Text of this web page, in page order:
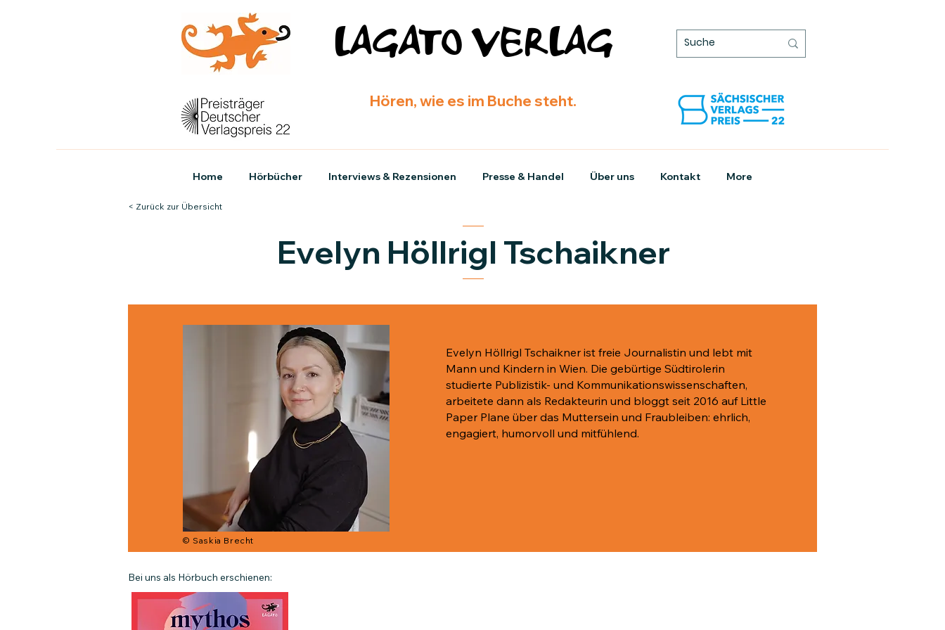
LAGATO VERLAG
Hören, wie es im Buche steht.
< Zurück zur Übersicht
Evelyn Höllrigl Tschaikner
Evelyn Höllrigl Tschaikner ist freie Journalistin und lebt mit
Mann und Kindern in Wien. Die gebürtige Südtirolerin
studierte Publizistik- und Kommunikationswissenschaften,
arbeitete dann als Redakteurin und bloggt seit 2016 auf Little
Paper Plane über das Muttersein und Fraubleiben: ehrlich,
engagiert, humorvoll und mitfühlend.
© Saskia Brecht
Bei uns als Hörbuch erschienen:
Home Hörbücher Interviews & Rezensionen Presse & Handel Über uns Kontakt More